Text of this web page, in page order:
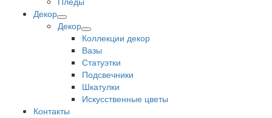
Декор
Декор
Коллекции декор
Вазы
Статуэтки
Подсвечники
Шкатулки
Искусственные цветы
Контакты